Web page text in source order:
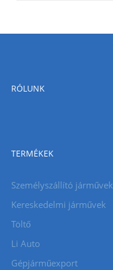
RÓLUNK
TERMÉKEK
Személyszállító járművek
Kereskedelmi járművek
Töltő
Li Auto
Gépjárműexport